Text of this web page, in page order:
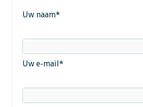
Uw naam*
Uw e-mail*